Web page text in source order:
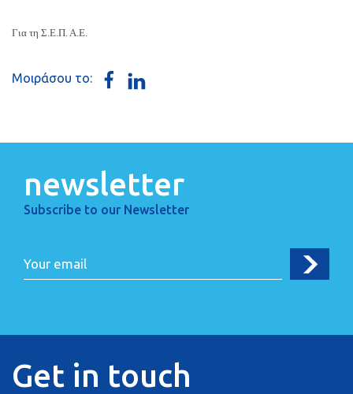
Για τη Σ.Ε.Π. Α.Ε.
Μοιράσου το:
newsletter
Subscribe to our Newsletter
Get in touch